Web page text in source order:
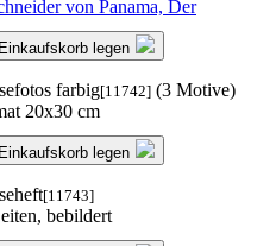
legen
farbig[11742] (3 Motive)
20x30 cm
legen
[11743]
bebildert